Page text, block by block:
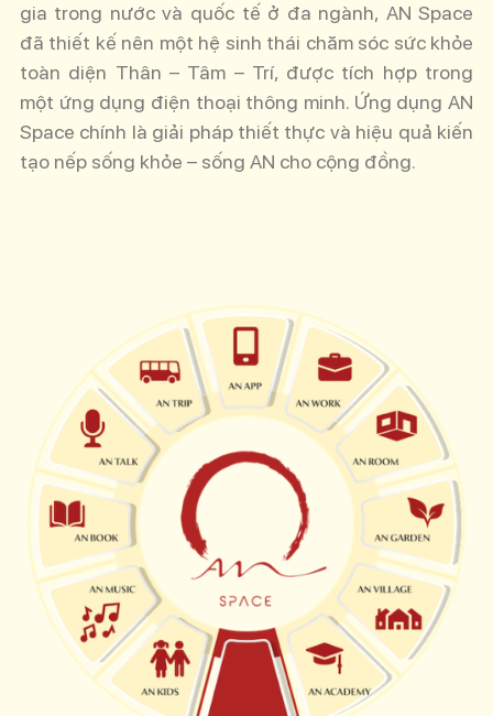
gia trong nước và quốc tế ở đa ngành, AN Space
đã thiết kế nên một hệ sinh thái chăm sóc sức khỏe
toàn diện Thân – Tâm – Trí, được tích hợp trong
một ứng dụng điện thoại thông minh. Ứng dụng AN
Space chính là giải pháp thiết thực và hiệu quả kiến
tạo nếp sống khỏe – sống AN cho cộng đồng.